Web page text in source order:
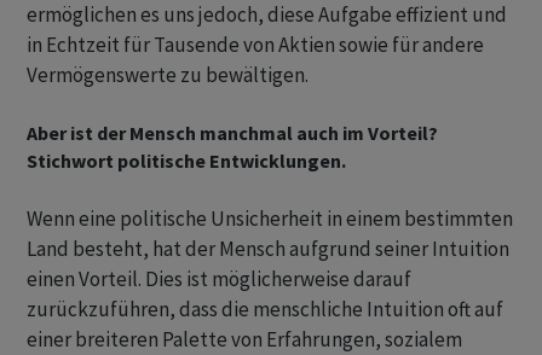
ermöglichen es uns jedoch, diese Aufgabe effizient und
in Echtzeit für Tausende von Aktien sowie für andere
Vermögenswerte zu bewältigen.
Aber ist der Mensch manchmal auch im Vorteil?
Stichwort politische Entwicklungen.
Wenn eine politische Unsicherheit in einem bestimmten
Land besteht, hat der Mensch aufgrund seiner Intuition
einen Vorteil. Dies ist möglicherweise darauf
zurückzuführen, dass die menschliche Intuition oft auf
einer breiteren Palette von Erfahrungen, sozialem